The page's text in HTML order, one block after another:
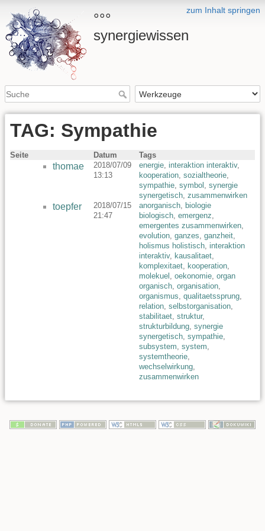
zum Inhalt springen
°°°
synergiewissen
TAG: Sympathie
Seite Datum Tags
thomae
2018/07/09
13:13
energie, interaktion interaktiv,
kooperation, sozialtheorie,
sympathie, symbol , synergie
synergetisch, zusammenwirken
toepfer
2018/07/15
21:47
anorganisch, biologie
biologisch, emergenz,
emergentes zusammenwirken,
evolution, ganzes, ganzheit,
holismus holistisch, interaktion
interaktiv, kausalitaet,
komplexitaet, kooperation,
molekuel , oekonomie, organ
organisch, organisation,
organismus, qualitaetssprung,
relation, selbstorganisation,
stabilitaet, struktur,
strukturbildung, synergie
synergetisch, sympathie,
subsystem, system,
systemtheorie,
wechselwirkung,
zusammenwirken